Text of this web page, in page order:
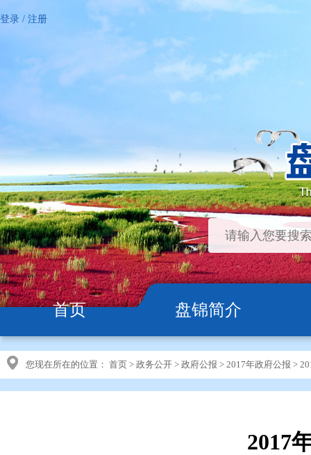
登录 / 注册
首页 盘锦简介
您现在所在的位置： 首页 > 政务公开 > 政府公报 > 2017年政府公报 >
2017